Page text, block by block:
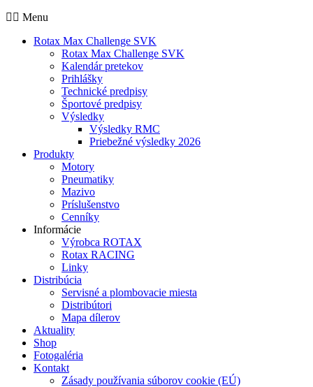
Menu
Rotax Max Challenge SVK
Rotax Max Challenge SVK
Kalendár pretekov
Prihlášky
Technické predpisy
Športové predpisy
Výsledky
Výsledky RMC
Priebežné výsledky 2026
Produkty
Motory
Pneumatiky
Mazivo
Príslušenstvo
Cenníky
Informácie
Výrobca ROTAX
Rotax RACING
Linky
Distribúcia
Servisné a plombovacie miesta
Distribútori
Mapa dílerov
Aktuality
Shop
Fotogaléria
Kontakt
Zásady používania súborov cookie (EÚ)